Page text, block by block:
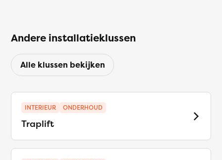
Andere installatieklussen
Alle klussen bekijken
INTERIEUR ONDERHOUD
Traplift